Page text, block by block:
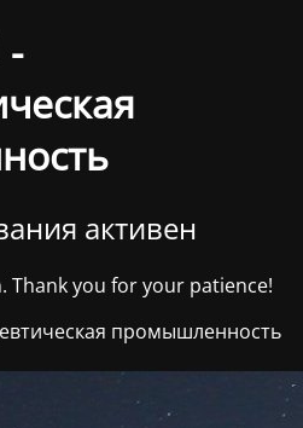
активен
Thank you for your patience!
промышленность